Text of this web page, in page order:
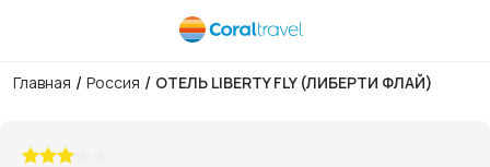
Главная / Россия / ОТЕЛЬ LIBERTY FLY (ЛИБЕРТИ ФЛАЙ)
1/30